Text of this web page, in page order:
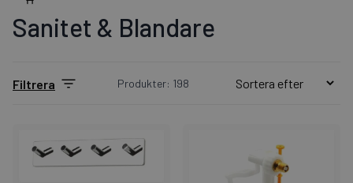
Sanitet & Blandare
Filtrera Produkter: 198